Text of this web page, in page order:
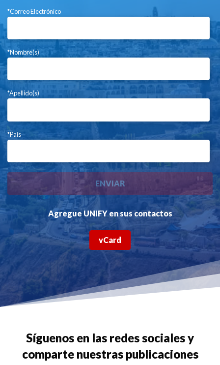
*Correo Electrónico
*Nombre(s)
*Apellido(s)
*País
Agregue UNIFY en sus contactos
vCard
Síguenos en las redes sociales y
comparte nuestras publicaciones